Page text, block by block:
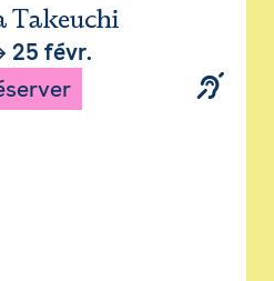
Takeuchi
25 févr.